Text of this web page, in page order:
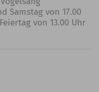
Samstag von 17.00
von 13.00 Uhr